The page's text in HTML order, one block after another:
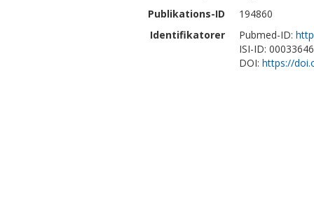
Publikations-ID
194860
Identifikatorer
Pubmed-ID:
ISI-ID:
DOI: https://